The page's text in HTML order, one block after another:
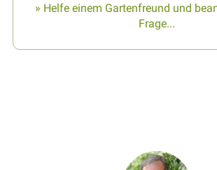
» Helfe einem Gartenfreund und
Frage...